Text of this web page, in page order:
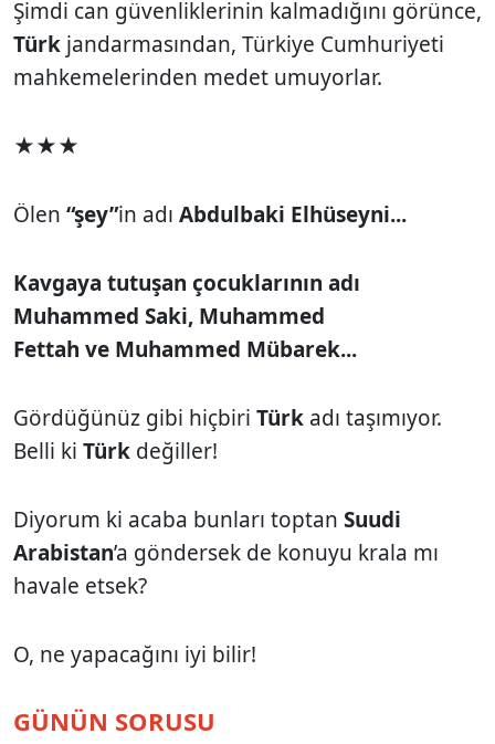
Şimdi can güvenliklerinin kalmadığını görünce,
Türk jandarmasından, Türkiye Cumhuriyeti
mahkemelerinden medet umuyorlar.
★★★
Ölen “şey”in adı Abdulbaki Elhüseyni...
Kavgaya tutuşan çocuklarının adı
Muhammed Saki, Muhammed
Fettah ve Muhammed Mübarek...
Gördüğünüz gibi hiçbiri Türk adı taşımıyor.
Belli ki Türk değiller!
Diyorum ki acaba bunları toptan Suudi
Arabistan’a göndersek de konuyu krala mı
havale etsek?
O, ne yapacağını iyi bilir!
GÜNÜN SORUSU